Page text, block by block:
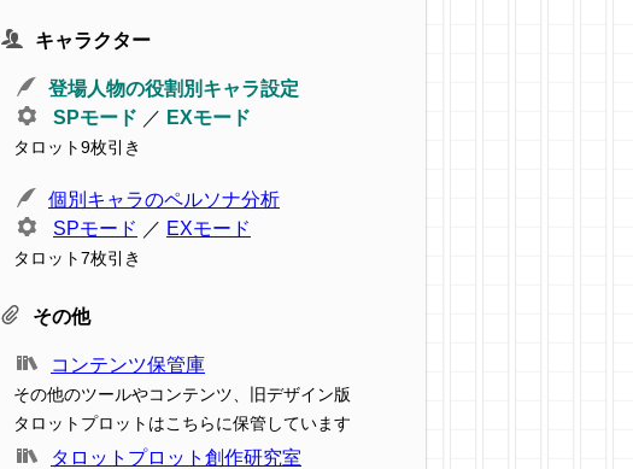
キャラクター
登場人物の役割別キャラ設定
SPモード ／ EXモード
タロット9枚引き
個別キャラのペルソナ分析
SPモード ／ EXモード
タロット7枚引き
その他
コンテンツ保管庫
その他のツールやコンテンツ、旧デザイン版
タロットプロットはこちらに保管しています
タロットプロット創作研究室